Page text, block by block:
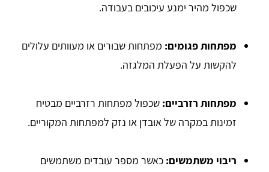
שכפול מהיר ימנע עיכובים בעבודה.
מפתחות פגומים: מפתחות שבורים או מעוותים עלולים
להקשות על הפעלת המלגזה.
מפתחות רזרביים: שכפול מפתחות רזרביים מבטיח
זמינות במקרה של אובדן או נזק למפתחות המקוריים.
ריבוי משתמשים: כאשר מספר עובדים משתמשים